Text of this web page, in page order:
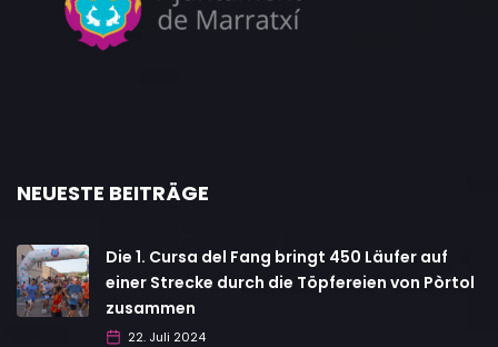
NEUESTE BEITRÄGE
Die 1. Cursa del Fang bringt 450 Läufer auf
einer Strecke durch die Töpfereien von Pòrtol
zusammen
22. Juli 2024